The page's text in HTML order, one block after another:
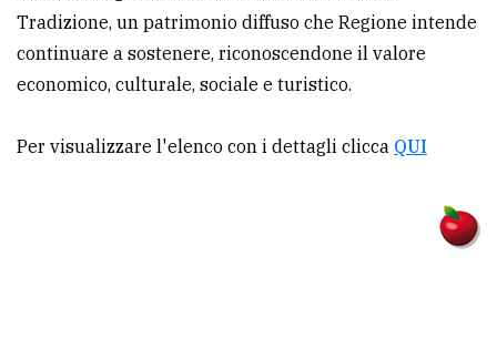
Tradizione, un patrimonio diffuso che Regione intende
continuare a sostenere, riconoscendone il valore
economico, culturale, sociale e turistico.
Per visualizzare l'elenco con i dettagli clicca QUI